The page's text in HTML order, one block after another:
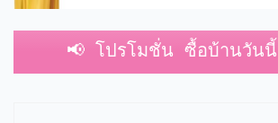
โปรโมชั่น ซื้อบ้านวันนี้ >>> ฟ